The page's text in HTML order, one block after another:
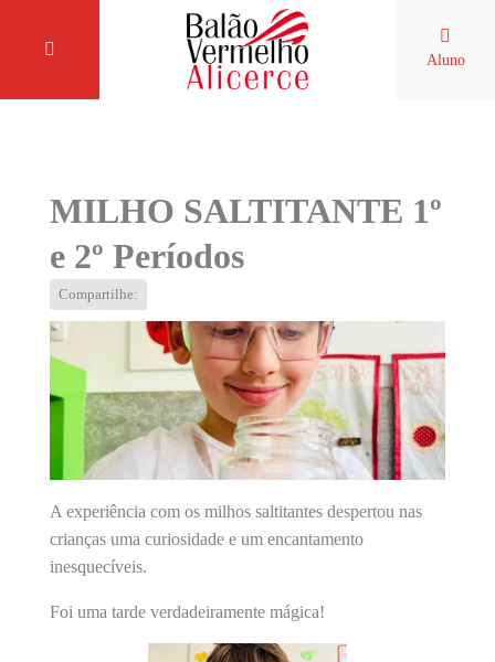
Aluno
MILHO SALTITANTE 1º
e 2º Períodos
Compartilhe:
A experiência com os milhos saltitantes despertou nas
crianças uma curiosidade e um encantamento
inesquecíveis.
Foi uma tarde verdadeiramente mágica!